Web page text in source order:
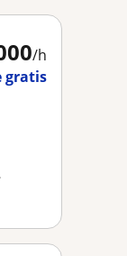
/h
gratis